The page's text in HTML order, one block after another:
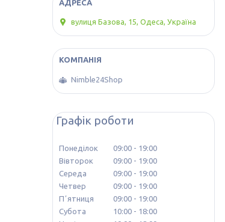
вулиця Базова, 15, Одеса, Україна
Nimble24Shop
Графік роботи
Понеділок 09:00
19:00
Вівторок
09:00
19:00
Середа
09:00
19:00
Четвер
09:00
19:00
Пʼятниця
09:00
19:00
Субота
10:00
18:00